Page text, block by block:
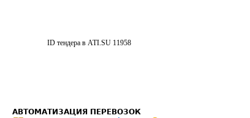
ID тендера в ATI.SU 11958
АВТОМАТИЗАЦИЯ ПЕРЕВОЗОК